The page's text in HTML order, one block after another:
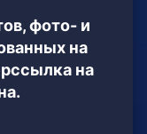
фото- и
на
на